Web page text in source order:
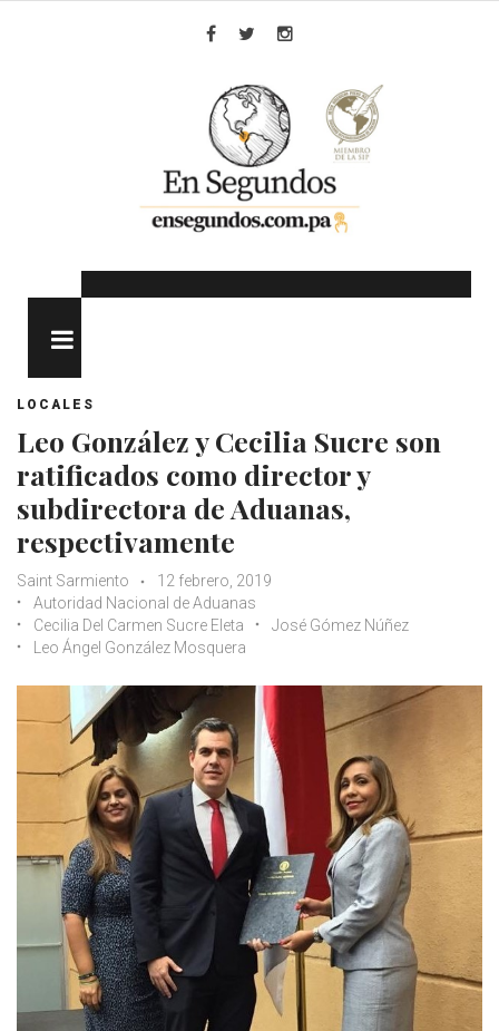
LOCALES
Leo González y Cecilia Sucre son
ratificados como director y
subdirectora de Aduanas,
respectivamente
Saint Sarmiento
12 febrero, 2019
Autoridad Nacional de Aduanas
Cecilia Del Carmen Sucre Eleta
José Gómez Núñez
Leo Ángel González Mosquera